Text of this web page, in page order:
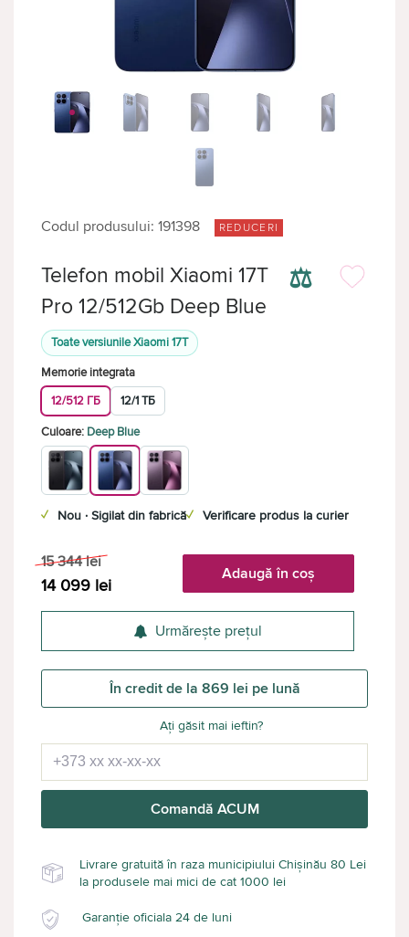
Codul produsului: 191398 REDUCERI
⚖
Telefon mobil Xiaomi 17T
Pro 12/512Gb Deep Blue
Toate versiunile Xiaomi 17T
Memorie integrata
12/512 ГБ
12/1 ТБ
Culoare: Deep Blue
✓ Nou · Sigilat din fabrică✓ Verificare produs la curier
15 344 lei
14 099 lei
Adaugă în coș
Urmărește prețul
În credit de la 869 lei pe lună
Ați găsit mai ieftin?
Comandă ACUM
Livrare gratuită în raza municipiului Chișinău 80 Lei
la produsele mai mici de cat 1000 lei
Garanție oficiala 24 de luni